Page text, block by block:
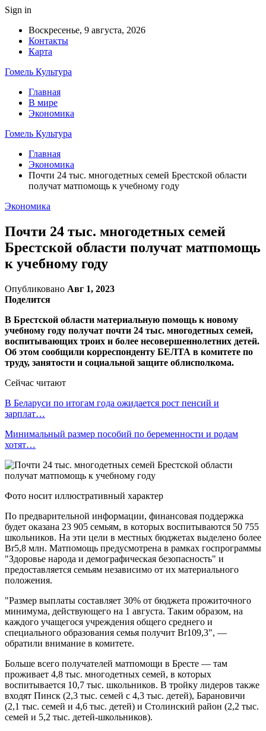
Sign in
Воскресенье, 9 августа, 2026
Контакты
Карта
Гомель Культура
Главная
В мире
Экономика
Гомель Культура
Главная
Экономика
Почти 24 тыс. многодетных семей Брестской области
получат матпомощь к учебному году
Экономика
Почти 24 тыс. многодетных семей
Брестской области получат матпомощь
к учебному году
Опубликовано Авг 1, 2023
Поделится
В Брестской области материальную помощь к новому
учебному году получат почти 24 тыс. многодетных семей,
воспитывающих троих и более несовершеннолетних детей.
Об этом сообщили корреспонденту БЕЛТА в комитете по
труду, занятости и социальной защите облисполкома.
Сейчас читают
В Беларуси по итогам года ожидается рост пенсий и
зарплат…
Минимальный размер пособий по беременности и родам
хотят…
Фото носит иллюстративный характер
По предварительной информации, финансовая поддержка
будет оказана 23 905 семьям, в которых воспитываются 50 755
школьников. На эти цели в местных бюджетах выделено более
Br5,8 млн. Матпомощь предусмотрена в рамках госпрограммы
"Здоровье народа и демографическая безопасность" и
предоставляется семьям независимо от их материального
положения.
"Размер выплаты составляет 30% от бюджета прожиточного
минимума, действующего на 1 августа. Таким образом, на
каждого учащегося учреждения общего среднего и
специального образования семья получит Br109,3", —
обратили внимание в комитете.
Больше всего получателей матпомощи в Бресте — там
проживает 4,8 тыс. многодетных семей, в которых
воспитывается 10,7 тыс. школьников. В тройку лидеров также
входят Пинск (2,3 тыс. семей с 4,3 тыс. детей), Барановичи
(2,1 тыс. семей и 4,6 тыс. детей) и Столинский район (2,2 тыс.
семей и 5,2 тыс. детей-школьников).